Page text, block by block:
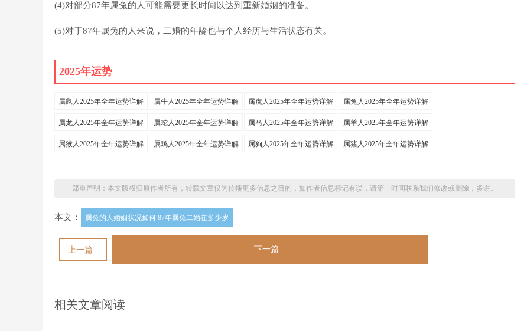
(4)对部分87年属兔的人可能需要更长时间以达到重新婚姻的准备。
(5)对于87年属兔的人来说，二婚的年龄也与个人经历与生活状态有关。
2025年运势
属鼠人2025年全年运势详解 属牛人2025年全年运势详解 属虎人2025年全年运势详解 属兔人2025年全年运势详解
属龙人2025年全年运势详解 属蛇人2025年全年运势详解 属马人2025年全年运势详解 属羊人2025年全年运势详解
属猴人2025年全年运势详解 属鸡人2025年全年运势详解 属狗人2025年全年运势详解 属猪人2025年全年运势详解
郑重声明：本文版权归原作者所有，转载文章仅为传播更多信息之目的，如作者信息标记有误，请第一时间联系我们修改或删除，多谢。
本文： 属兔的人婚姻状况如何 87年属兔二婚在多少岁
上一篇 下一篇
相关文章阅读